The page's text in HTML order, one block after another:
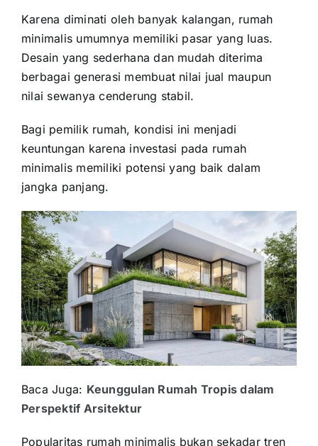
Karena diminati oleh banyak kalangan, rumah
minimalis umumnya memiliki pasar yang luas.
Desain yang sederhana dan mudah diterima
berbagai generasi membuat nilai jual maupun
nilai sewanya cenderung stabil.
Bagi pemilik rumah, kondisi ini menjadi
keuntungan karena investasi pada rumah
minimalis memiliki potensi yang baik dalam
jangka panjang.
Baca Juga: Keunggulan Rumah Tropis dalam
Perspektif Arsitektur
Popularitas rumah minimalis bukan sekadar tren